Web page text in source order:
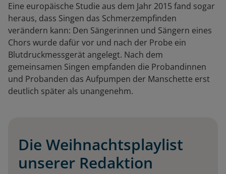
Eine europäische Studie aus dem Jahr 2015 fand sogar
heraus, dass Singen das Schmerzempfinden
verändern kann: Den Sängerinnen und Sängern eines
Chors wurde dafür vor und nach der Probe ein
Blutdruckmessgerät angelegt. Nach dem
gemeinsamen Singen empfanden die Probandinnen
und Probanden das Aufpumpen der Manschette erst
deutlich später als unangenehm.
Die Weihnachtsplaylist
unserer Redaktion